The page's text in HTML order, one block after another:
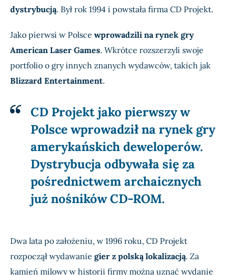
dystrybucją. Był rok 1994 i powstała firma CD Projekt.
Jako pierwsi w Polsce wprowadzili na rynek gry
American Laser Games. Wkrótce rozszerzyli swoje
portfolio o gry innych znanych wydawców, takich jak
Blizzard Entertainment.
CD Projekt jako pierwszy w
Polsce wprowadził na rynek gry
amerykańskich deweloperów.
Dystrybucja odbywała się za
pośrednictwem archaicznych
już nośników CD-ROM.
Dwa lata po założeniu, w 1996 roku, CD Projekt
rozpoczął wydawanie gier z polską lokalizacją. Za
kamień milowy w historii firmy można uznać wydanie